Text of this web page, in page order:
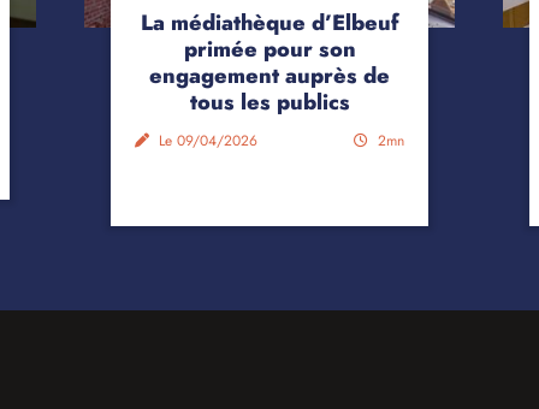
La médiathèque d’Elbeuf
primée pour son
engagement auprès de
tous les publics
Le 09/04/2026 2mn